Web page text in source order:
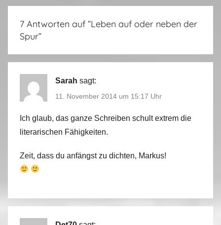
d
e
o
7 Antworten auf “Leben auf oder neben der
Spur”
Sarah sagt:
11. November 2014 um 15:17 Uhr
Ich glaub, das ganze Schreiben schult extrem die
literarischen Fähigkeiten.
Zeit, dass du anfängst zu dichten, Markus!